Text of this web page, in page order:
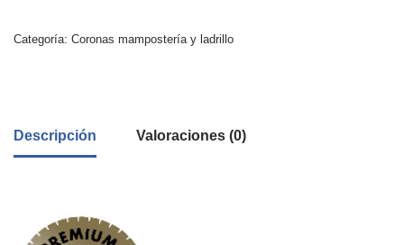
Categoría: Coronas mampostería y ladrillo
Descripción Valoraciones (0)